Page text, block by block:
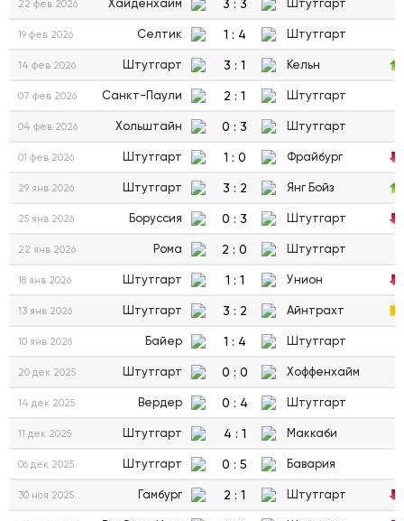
22 фев 2026 Хайденхайм 3 : 3 Штутгарт
19 фев 2026 Селтик 1 : 4 Штутгарт
14 фев 2026 Штутгарт 3 : 1 Кельн
07 фев 2026 Санкт-Паули 2 : 1 Штутгарт
04 фев 2026 Хольштайн 0 : 3 Штутгарт
01 фев 2026 Штутгарт 1 : 0 Фрайбург
29 янв 2026 Штутгарт 3 : 2 Янг Бойз
25 янв 2026 Боруссия 0 : 3 Штутгарт
22 янв 2026 Рома 2 : 0 Штутгарт
18 янв 2026 Штутгарт 1 : 1 Унион
13 янв 2026 Штутгарт 3 : 2 Айнтрахт
10 янв 2026 Байер 1 : 4 Штутгарт
20 дек 2025 Штутгарт 0 : 0 Хоффенхайм
14 дек 2025 Вердер 0 : 4 Штутгарт
11 дек 2025 Штутгарт 4 : 1 Маккаби
06 дек 2025 Штутгарт 0 : 5 Бавария
30 ноя 2025 Гамбург 2 : 1 Штутгарт